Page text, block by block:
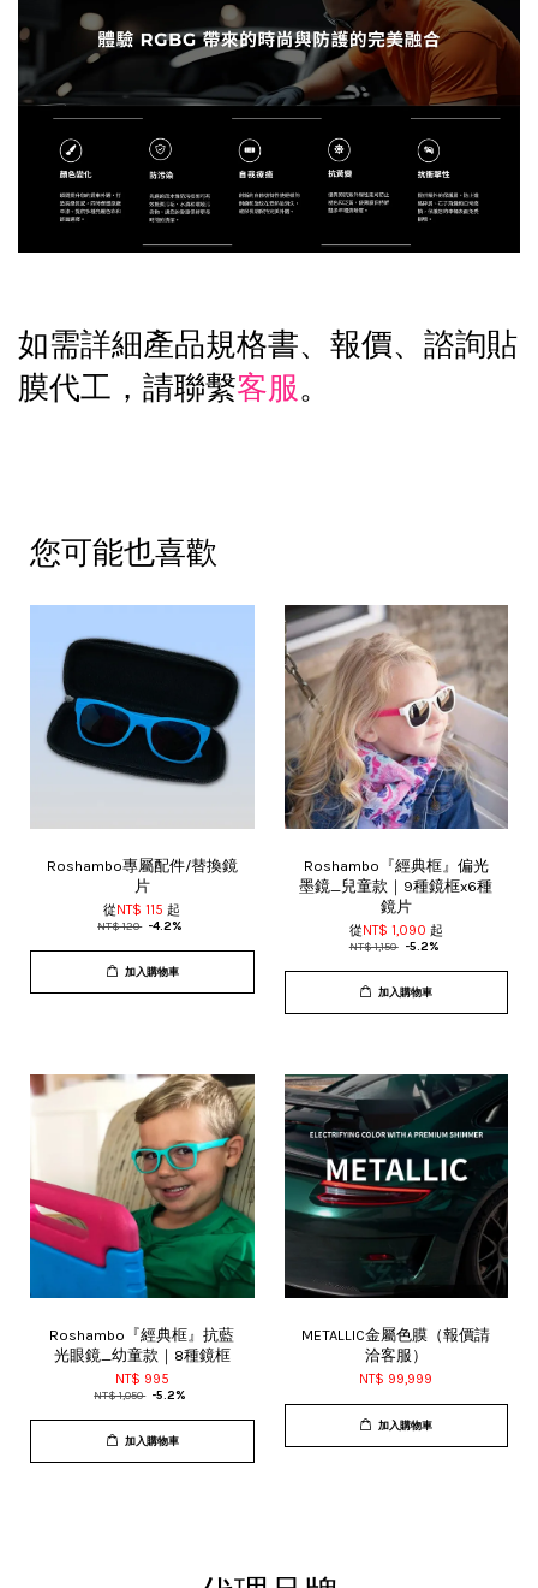
如需詳細產品規格書、報價、諮詢貼
膜代工，請聯繫客服。
您可能也喜歡
Roshambo專屬配件/替換鏡
片
從NT$ 115起
NT$ 120 -4.2%
加入購物車
Roshambo『經典框』偏光
墨鏡_兒童款｜9種鏡框x6種
鏡片
從NT$ 1,090 起
NT$ 1,150 -5.2%
加入購物車
Roshambo『經典框』抗藍
光眼鏡_幼童款｜8種鏡框
NT$ 995
NT$ 1,050 -5.2%
加入購物車
METALLIC金屬色膜（報價請
洽客服）
NT$ 99,999
加入購物車